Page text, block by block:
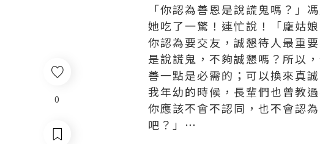
0
「你認為善恩是說謊鬼嗎？」
她吃了一驚！連忙說！「龐姑
你認為要交友，誠懇待人最重
是說謊鬼，不夠誠懇嗎？所以
善一點是必需的；可以換來真
我年幼的時候，長輩們也曾教
你應該不會不認同，也不會認
吧？」⋯